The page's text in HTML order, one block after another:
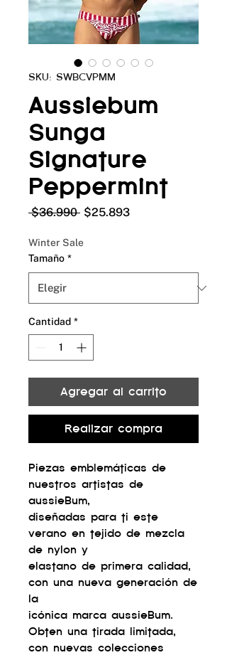
SKU: SWBCVPMM
Aussiebum
Sunga
Signature
Peppermint
$36.990 Precio
$25.893Precio
Winter Sale
Tamaño *
Cantidad *
Agregar al carrito
Realizar compra
Piezas emblemáticas de
nuestros artistas de
aussieBum,
diseñadas para ti este
verano en tejido de mezcla
de nylon y
elastano de primera calidad,
con una nueva generación de
la
icónica marca aussieBum.
Obten una tirada limitada,
con nuevas colecciones